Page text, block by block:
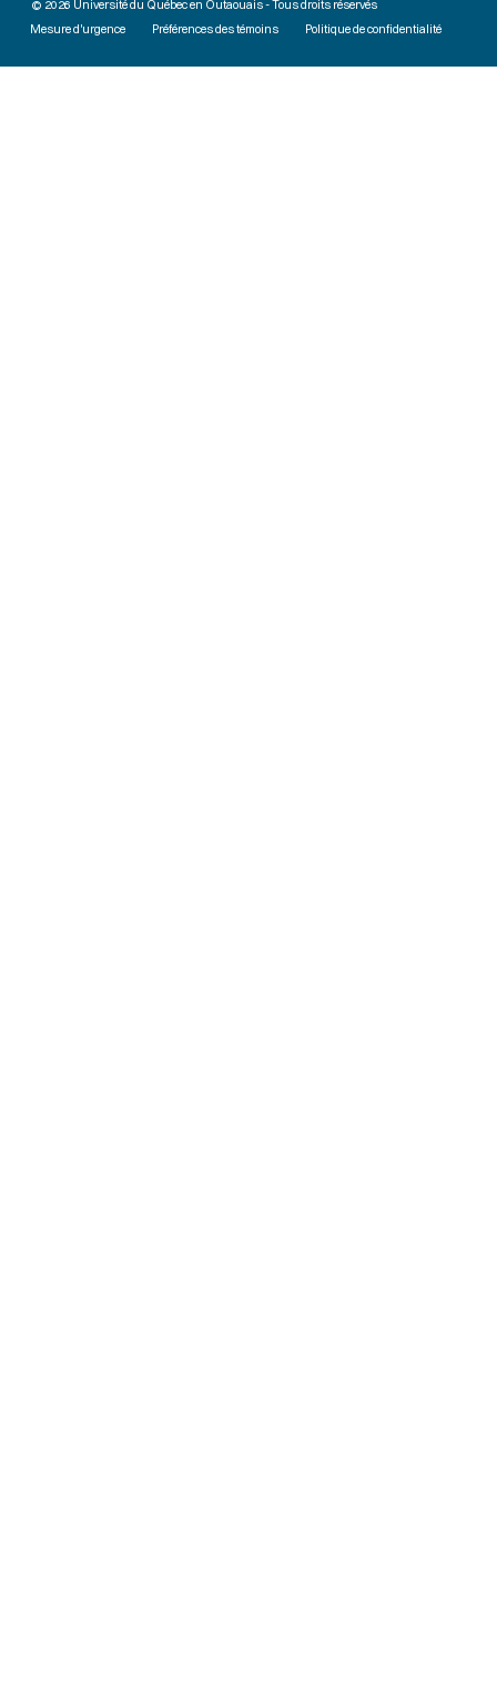
© 2026 Université du Québec en Outaouais - Tous droits réservés
Mesure d'urgence
Préférences des témoins Politique de confidentialité